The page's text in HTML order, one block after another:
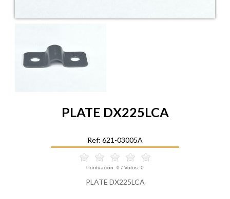
PLATE DX225LCA
Ref: 621-03005A
Puntuación: 0 / Votos: 0
PLATE DX225LCA